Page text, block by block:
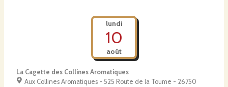
lundi
10
août
La Cagette des Collines Aromatiques
Aux Collines Aromatiques - 525 Route de la Toume - 26750